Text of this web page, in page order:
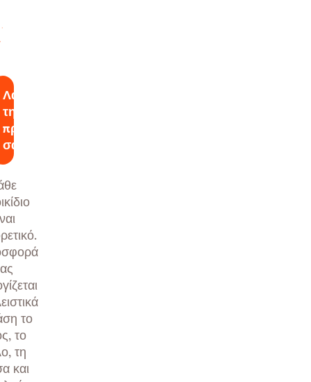
Λάβετε
την
προσφορά
σας
το
το
τη
και